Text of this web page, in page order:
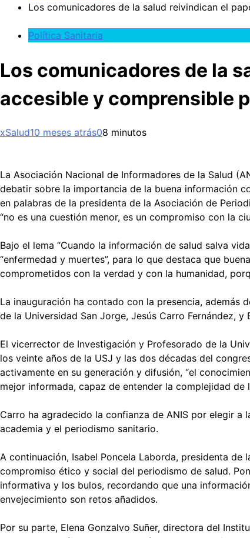
Los comunicadores de la salud reivindican el
Política Sanitaria
Los comunicadores de la
accesible y comprensible
xSalud10 meses atrás08 minutos
La Asociación Nacional de Informadores de la Salud
debatir sobre la importancia de la buena información
en palabras de la presidenta de la Asociación de
“no es una cuestión menor, es un compromiso con la
Bajo el lema “Cuando la información de salud salva
“enfermedad y muertes”, para lo que destaca que
comprometidos con la verdad y con la humanidad,
La inauguración ha contado con la presencia, además
de la Universidad San Jorge, Jesús Carro Fernández,
El vicerrector de Investigación y Profesorado de la
los veinte años de la USJ y las dos décadas del
activamente en su generación y difusión, “el
mejor informada, capaz de entender la complejidad de
Carro ha agradecido la confianza de ANIS por elegir
academia y el periodismo sanitario.
A continuación, Isabel Poncela Laborda, presidenta
compromiso ético y social del periodismo de salud.
informativa y los bulos, recordando que una
envejecimiento son retos añadidos.
Por su parte, Elena Gonzalvo Suñer, directora del